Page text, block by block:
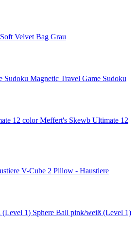
Soft Velvet Bag Grau
Magnetic Travel Game Sudoku
Meffert's Skewb Ultimate 12
V-Cube 2 Pillow - Haustiere
Sphere Ball pink/weiß (Level 1)